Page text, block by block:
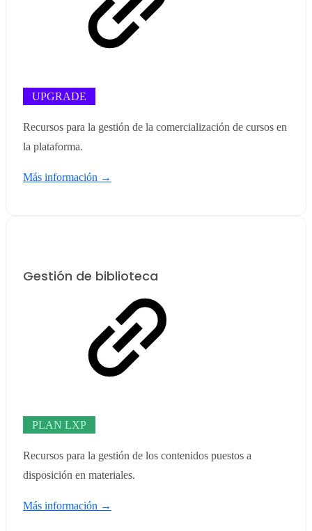
UPGRADE
Recursos para la gestión de la comercialización de cursos en
la plataforma.
Más información →
Gestión de biblioteca
PLAN LXP
Recursos para la gestión de los contenidos puestos a
disposición en materiales.
Más información →